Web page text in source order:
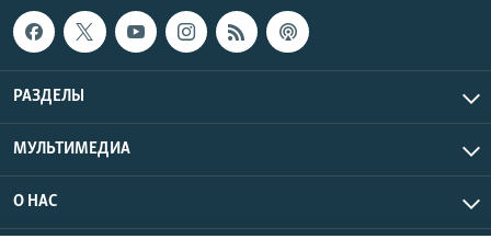
РАЗДЕЛЫ
МУЛЬТИМЕДИА
О НАС